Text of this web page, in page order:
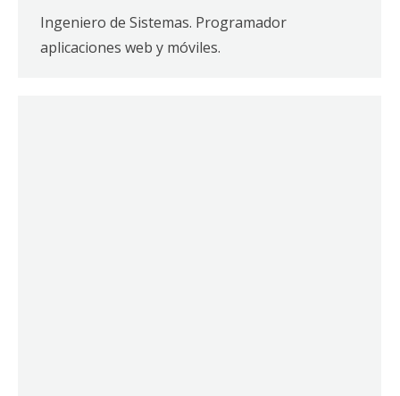
Ingeniero de Sistemas. Programador
aplicaciones web y móviles.